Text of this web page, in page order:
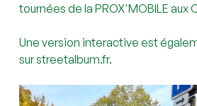
tournées de la PROX'MOBILE aux
Une version interactive est
surstreetalbum.fr.